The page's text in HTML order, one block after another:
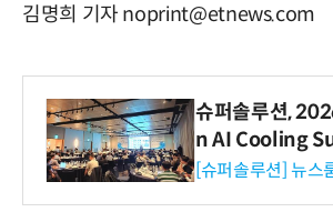
김명희 기자 noprint@etnews.com
슈퍼솔루션,
n AI Cooling
리 성료
[슈퍼솔루션] 뉴스